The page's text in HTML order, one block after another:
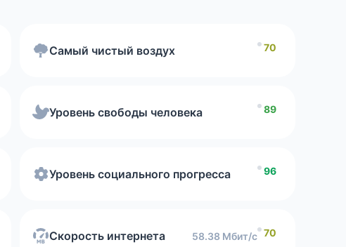
Самый чистый воздух 70
Уровень свободы человека 89
Уровень социального прогресса 96
Индекс социального прогресса
Скорость интернета 58.38 Мбит/с 70
Скорость интернета